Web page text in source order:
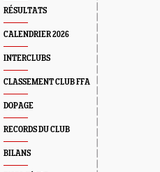
RÉSULTATS
CALENDRIER 2026
INTERCLUBS
CLASSEMENT CLUB FFA
DOPAGE
RECORDS DU CLUB
BILANS